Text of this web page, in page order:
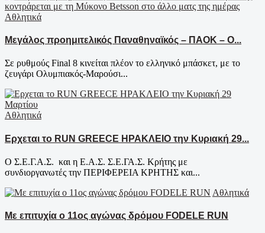
Αθλητικά
Μεγάλος προημιτελικός Παναθηναϊκός – ΠΑΟΚ – Ο...
Σε ρυθμούς Final 8 κινείται πλέον το ελληνικό μπάσκετ, με το
ζευγάρι Ολυμπιακός-Μαρούσι...
Αθλητικά
Ερχεται το RUN GREECE ΗΡΑΚΛΕΙΟ την Κυριακή 29...
O Σ.Ε.Γ.Α.Σ. και η Ε.Α.Σ. Σ.Ε.ΓΑ.Σ. Κρήτης με
συνδιοργανωτές την ΠΕΡΙΦΕΡΕΙΑ ΚΡΗΤΗΣ και...
Αθλητικά
Με επιτυχία ο 11ος αγώνας δρόμου FODELE RUN